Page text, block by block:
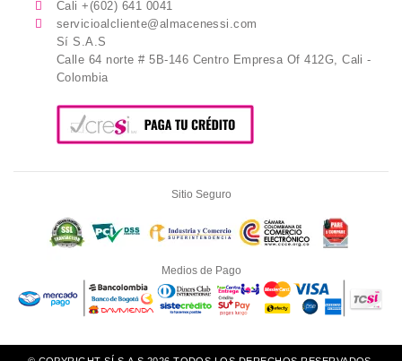
Cali +(602) 641 0041
servicioalcliente@almacenessi.com
Sí S.A.S
Calle 64 norte # 5B-146 Centro Empresa Of 412G, Cali -
Colombia
Sitio Seguro
Medios de Pago